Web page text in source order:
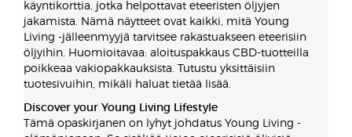
käyntikorttia, jotka helpottavat eteeristen öljyjen
jakamista. Nämä näytteet ovat kaikki, mitä Young
Living -jälleenmyyjä tarvitsee rakastuakseen eteerisiin
öljyihin. Huomioitavaa: aloituspakkaus CBD-tuotteilla
poikkeaa vakiopakkauksista. Tutustu yksittäisiin
tuotesivuihin, mikäli haluat tietää lisää.
Discover your Young Living Lifestyle
Tämä opaskirjanen on lyhyt johdatus Young Living -